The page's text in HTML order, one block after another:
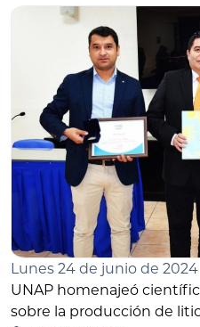
Lunes 24 de junio de 2024
UNAP homenajeó
sobre la producción de